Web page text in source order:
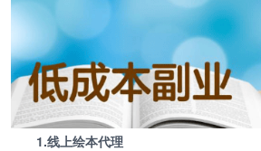
1.线上绘本代理